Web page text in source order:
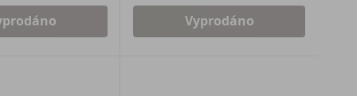
Vyprodáno